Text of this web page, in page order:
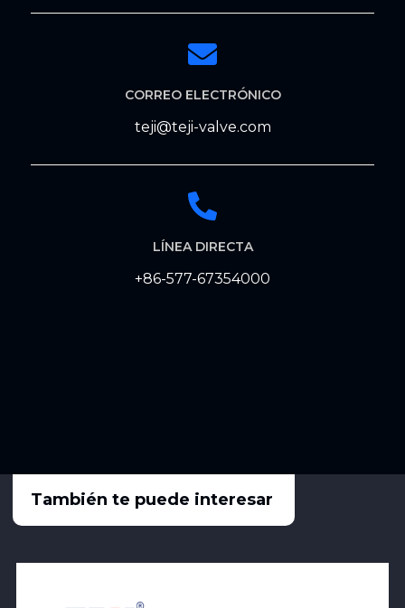
CORREO ELECTRÓNICO
teji@teji-valve.com
LÍNEA DIRECTA
+86-577-67354000
También te puede interesar